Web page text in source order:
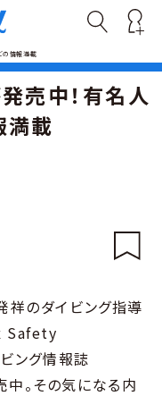
の情報満載
売中！有名人
満載
祥のダイビング指導
Safety
ング情報誌
。その気になる内